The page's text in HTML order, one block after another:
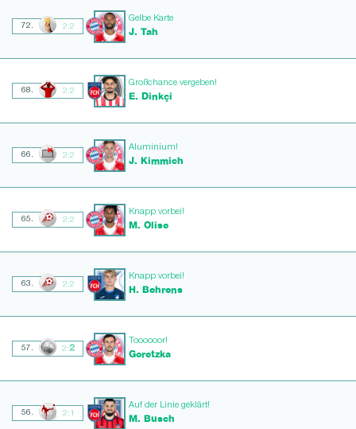
72. 2:2
Gelbe Karte
J. Tah
68. 2:2
Großchance vergeben!
E. Dinkçi
66. 2:2
Aluminium!
J. Kimmich
65. 2:2
Knapp vorbei!
M. Olise
63. 2:2
Knapp vorbei!
H. Behrens
57. 2:2
Toooooor!
Goretzka
56. 2:1
Auf der Linie geklärt!
M. Busch